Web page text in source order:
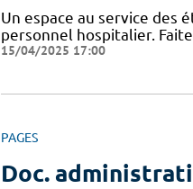
Un espace au service des
personnel hospitalier.
15/04/2025 17:00
PAGES
Doc.